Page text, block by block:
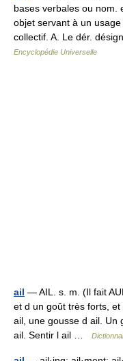
bases verbales ou nom.
objet servant à un
collectif. A. Le dér.
Encyclopédie Universelle
ail — AIL. s. m. (Il fait
et d un goût très forts,
ail, une gousse d ail. Un
ail. Sentir l ail …